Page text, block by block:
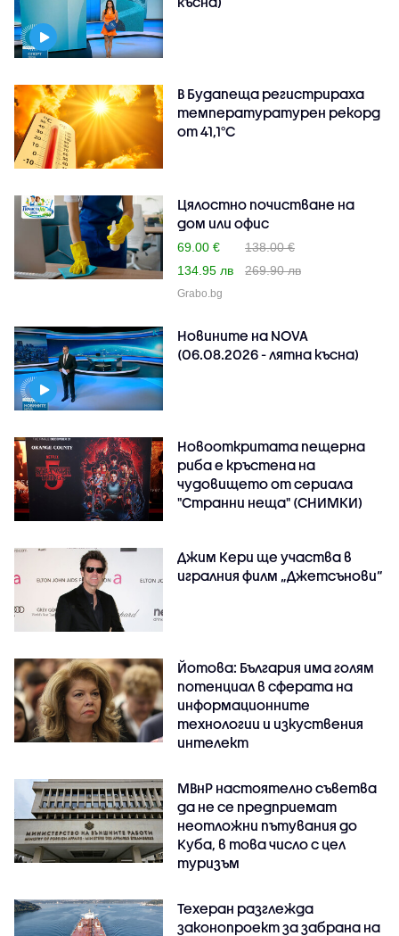
В Будапеща регистрираха
температуратурен рекорд
от 41,1°C
Цялостно почистване на
дом или офис
69.00 €
138.00 €
134.95 лв
269.90 лв
Grabo.bg
Новините на NOVA
(06.08.2026 - лятна късна)
Новооткритата пещерна
риба е кръстена на
чудовището от сериала
"Странни неща" (СНИМКИ)
Джим Кери ще участва в
игралния филм „Джетсънови“
Йотова: България има голям
потенциал в сферата на
информационните
технологии и изкуствения
интелект
МВнР настоятелно съветва
да не се предприемат
неотложни пътувания до
Куба, в това число с цел
туризъм
Техеран разглежда
законопроект за забрана на